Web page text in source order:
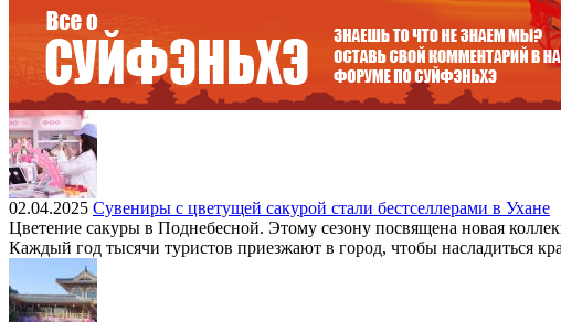
02.04.2025 Сувениры с цветущей сакурой стали бестселлерами в Ухане
Цветение сакуры в Поднебесной. Этому сезону посвящена новая
Каждый год тысячи туристов приезжают в город, чтобы насладиться